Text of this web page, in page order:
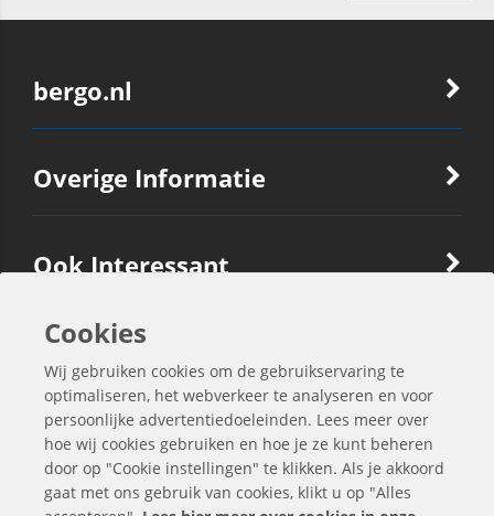
bergo.nl
Overige Informatie
Ook Interessant
Contactgegevens
Cookies
Wij gebruiken cookies om de gebruikservaring te
optimaliseren, het webverkeer te analyseren en voor
persoonlijke advertentiedoeleinden. Lees meer over
hoe wij cookies gebruiken en hoe je ze kunt beheren
door op "Cookie instellingen" te klikken. Als je akkoord
gaat met ons gebruik van cookies, klikt u op "Alles